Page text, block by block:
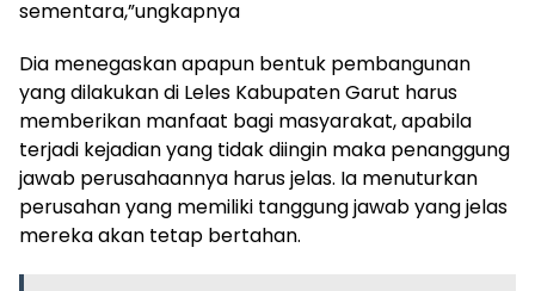
sementara,”ungkapnya
Dia menegaskan apapun bentuk pembangunan
yang dilakukan di Leles Kabupaten Garut harus
memberikan manfaat bagi masyarakat, apabila
terjadi kejadian yang tidak diingin maka penanggung
jawab perusahaannya harus jelas. Ia menuturkan
perusahan yang memiliki tanggung jawab yang jelas
mereka akan tetap bertahan.